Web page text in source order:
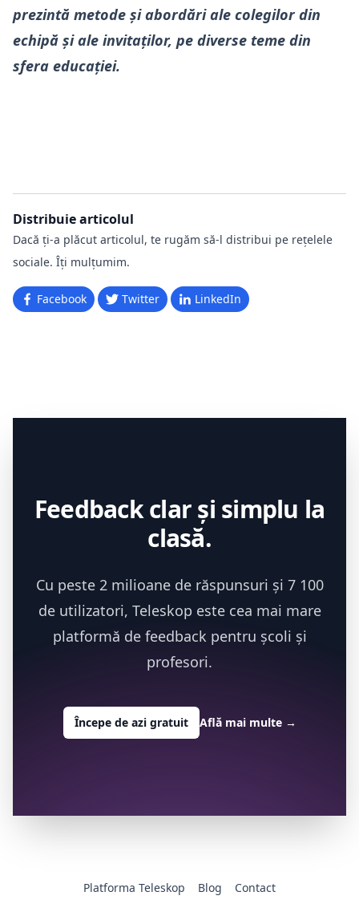
prezintă metode și abordări ale colegilor din
echipă și ale invitaților, pe diverse teme din
sfera educației.
Distribuie articolul
Dacă ți-a plăcut articolul, te rugăm să-l distribui pe rețelele
sociale. Îți mulțumim.
Facebook Twitter LinkedIn
Feedback clar și simplu la
clasă.
Cu peste 2 milioane de răspunsuri și 7 100
de utilizatori, Teleskop este cea mai mare
platformă de feedback pentru școli și
profesori.
Începe de azi gratuit Află mai multe →
Platforma Teleskop Blog Contact